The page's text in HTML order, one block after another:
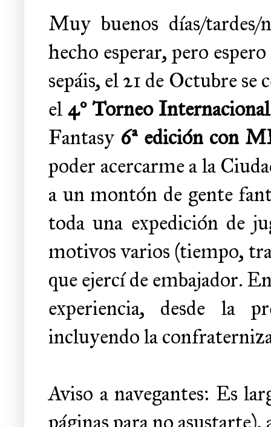
Muy buenos días/tardes/
hecho esperar, pero
sepáis, el 21 de Octubre
el 4º Torneo
Fantasy 6ª edición con
poder acercarme a la
a un montón de gente
toda una expedición de
motivos varios (tiempo,
que ejercí de embajador.
experiencia, desde la
incluyendo la
Aviso a navegantes: Es
páginas para no